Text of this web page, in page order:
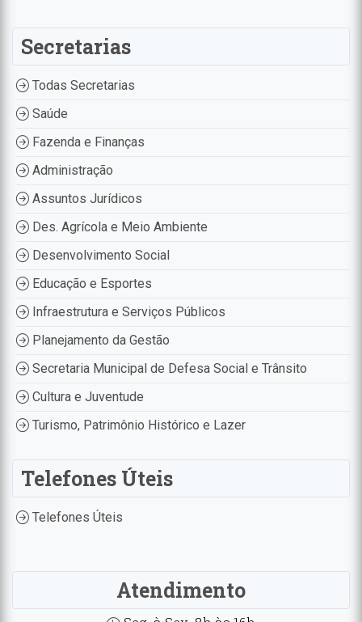
Secretarias
Todas Secretarias
Saúde
Fazenda e Finanças
Administração
Assuntos Jurídicos
Des. Agrícola e Meio Ambiente
Desenvolvimento Social
Educação e Esportes
Infraestrutura e Serviços Públicos
Planejamento da Gestão
Secretaria Municipal de Defesa Social e Trânsito
Cultura e Juventude
Turismo, Patrimônio Histórico e Lazer
Telefones Úteis
Telefones Úteis
Atendimento